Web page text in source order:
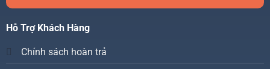
Hỗ Trợ Khách Hàng
Chính sách hoàn trả